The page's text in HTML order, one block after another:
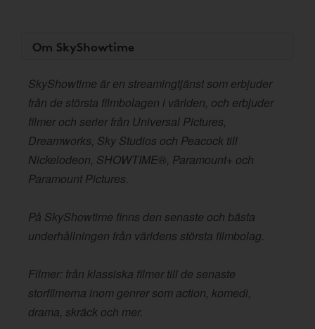
Om SkyShowtime
SkyShowtime är en streamingtjänst som erbjuder
från de största filmbolagen i världen, och erbjuder
filmer och serier från Universal Pictures,
Dreamworks, Sky Studios och Peacock till
Nickelodeon, SHOWTIME®, Paramount+ och
Paramount Pictures.
På SkyShowtime finns den senaste och bästa
underhållningen från världens största filmbolag.
Filmer: från klassiska filmer till de senaste
storfilmerna inom genrer som action, komedi,
drama, skräck och mer.